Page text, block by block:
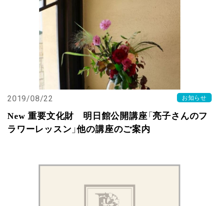
2019/08/22 お知らせ
New 重要文化財 明日館公開講座「亮子さんのフ
ラワーレッスン」他の講座のご案内